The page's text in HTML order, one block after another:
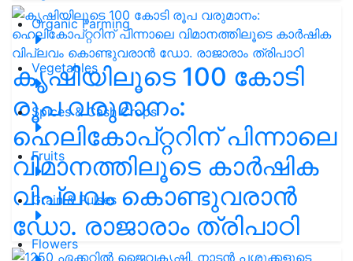
Organic Farming
Vegetables
Spices & Cash Crops
Fruits
Grain & Pulses
Flowers
കൃഷിയിലൂടെ 100 കോടി
രൂപ വരുമാനം:
ഹെലികോപ്റ്ററിന് പിന്നാലെ
വിമാനത്തിലൂടെ കാർഷിക
വിപ്ലവം കൊണ്ടുവരാൻ
ഡോ. രാജാരാം ത്രിപാഠി